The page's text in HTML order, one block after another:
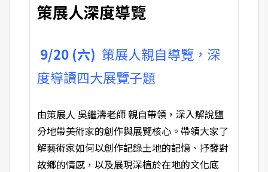
策展人深度導覽
9/20 (六) 策展人親自導覽，深
度導讀四大展覽子題
由策展人 吳繼濤老師 親自帶領，深入解說鹽
分地帶美術家的創作與展覽核心。帶領大家了
解藝術家如何以創作記錄土地的記憶、抒發對
故鄉的情感，以及展現深植於在地的文化底